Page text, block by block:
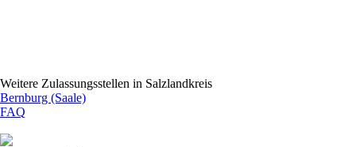
Weitere Zulassungsstellen in Salzlandkreis
Bernburg (Saale)
FAQ